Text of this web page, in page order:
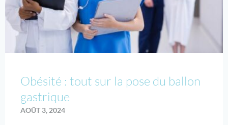
Obésité : tout sur la pose du ballon
gastrique
AOÛT 3, 2024